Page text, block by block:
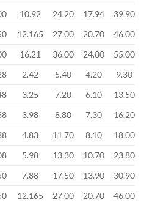
10.92 24.20 17.94
39.90
12.165 27.00 20.70
46.00
16.21 36.00 24.80
55.00
2.42 5.40 4.20
9.30
3.25 7.20 6.10
13.50
3.98 8.80 7.30
16.20
4.83 11.70 8.10
18.00
5.98 13.30 10.70
23.80
7.88 17.50 13.90
30.90
12.165 27.00 20.70
46.00